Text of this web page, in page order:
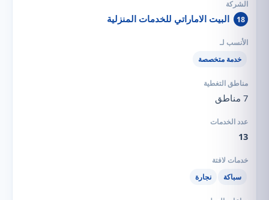
18 البيت الاماراتي للخدمات المنزلية
خدمة متخصصة
7 مناطق
13
سباكة نجارة